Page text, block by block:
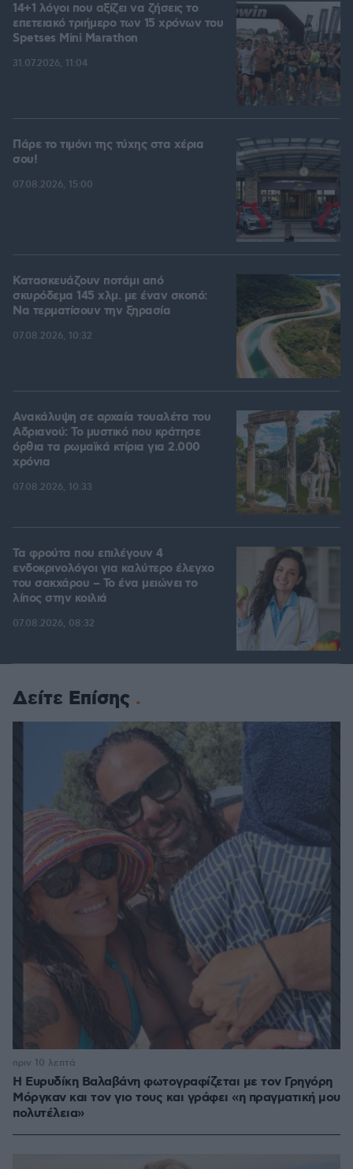
14+1 λόγοι που αξίζει να ζήσεις το
επετειακό τριήμερο των 15 χρόνων του
Spetses Mini Marathon
31.07.2026, 11:04
Πάρε το τιμόνι της τύχης στα χέρια
σου!
07.08.2026, 15:00
Κατασκευάζουν ποτάμι από
σκυρόδεμα 145 χλμ. με έναν σκοπό:
Να τερματίσουν την ξηρασία
07.08.2026, 10:32
Ανακάλυψη σε αρχαία τουαλέτα του
Αδριανού: Το μυστικό που κράτησε
όρθια τα ρωμαϊκά κτίρια για 2.000
χρόνια
07.08.2026, 10:33
Τα φρούτα που επιλέγουν 4
ενδοκρινολόγοι για καλύτερο έλεγχο
του σακχάρου – Το ένα μειώνει το
λίπος στην κοιλιά
07.08.2026, 08:32
Δείτε Επίσης
Η Ευρυδίκη Βαλαβάνη φωτογραφίζεται με τον Γρηγόρη
Μόργκαν και τον γιο τους και γράφει «η πραγματική μου
πολυτέλεια»
πριν 10 λεπτά